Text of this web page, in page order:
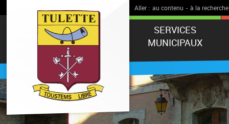
Aller : au contenu - à la recherche
SERVICES
MUNICIPAUX